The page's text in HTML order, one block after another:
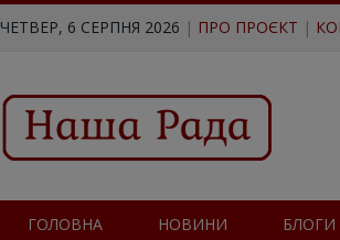
ЧЕТВЕР, 6 СЕРПНЯ 2026 | ПРО ПРОЄКТ |
ГОЛОВНА НОВИНИ БЛОГИ